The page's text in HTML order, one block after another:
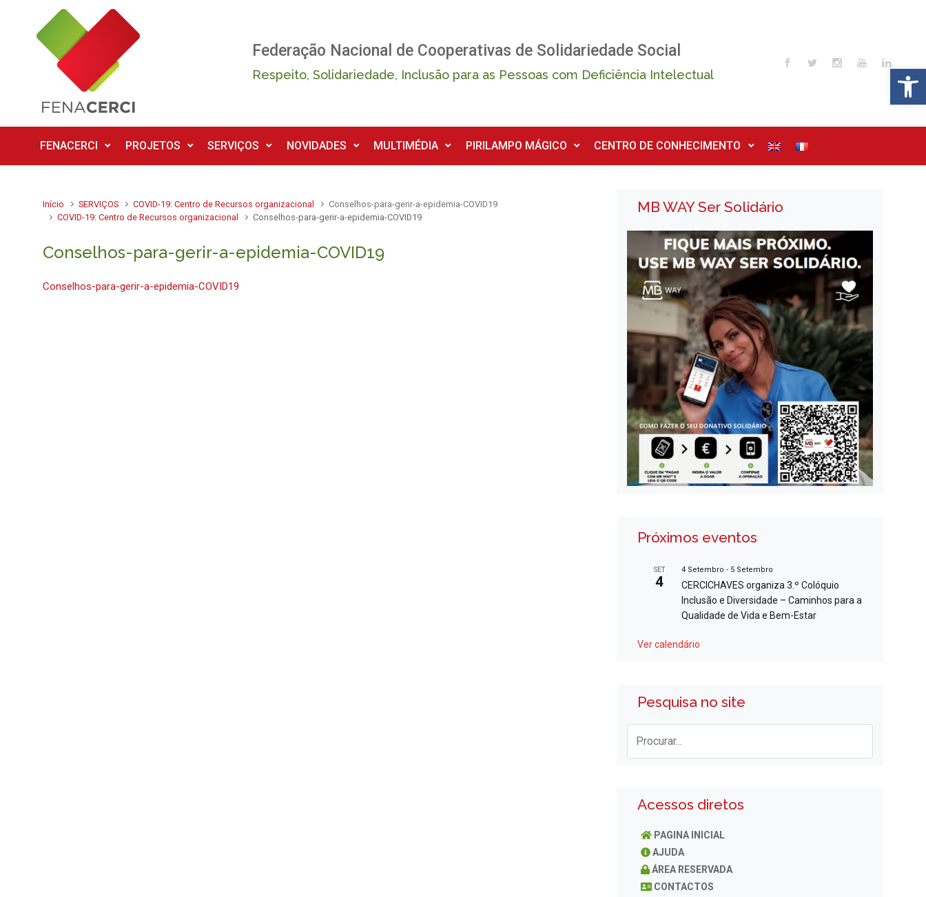
Skip to main content
Federação Nacional de Cooperativas de Solidariedade Social
Respeito, Solidariedade, Inclusão para as Pessoas com Deficiência Intelectual
FENACERCI PROJETOS SERVIÇOS NOVIDADES MULTIMÉDIA PIRILAMPO MÁGICO CENTRO DE CONHECIMENTO
Início SERVIÇOS COVID-19: Centro de Recursos organizacional
Conselhos-para-gerir-a-epidemia-COVID19
COVID-19: Centro de Recursos organizacional
Conselhos-para-gerir-a-epidemia-COVID19
Conselhos-para-gerir-a-epidemia-COVID19
Conselhos-para-gerir-a-epidemia-COVID19
MB WAY Ser Solidário
Próximos eventos
SET
4
4 Setembro - 5 Setembro
CERCICHAVES organiza 3.º Colóquio
Inclusão e Diversidade – Caminhos para a
Qualidade de Vida e Bem-Estar
Ver calendário
Pesquisa no site
Acessos diretos
PAGINA INICIAL
AJUDA
ÁREA RESERVADA
CONTACTOS